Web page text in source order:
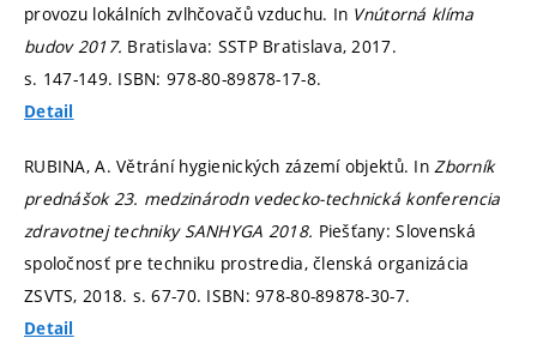
provozu lokálních zvlhčovačů vzduchu. In Vnútorná klíma
budov 2017. Bratislava: SSTP Bratislava, 2017.
s. 147-149. ISBN: 978-80-89878-17-8.
Detail
RUBINA, A. Větrání hygienických zázemí objektů. In Zborník
prednášok 23. medzinárodn vedecko-technická konferencia
zdravotnej techniky SANHYGA 2018. Piešťany: Slovenská
spoločnosť pre techniku prostredia, členská organizácia
ZSVTS, 2018. s. 67-70. ISBN: 978-80-89878-30-7.
Detail